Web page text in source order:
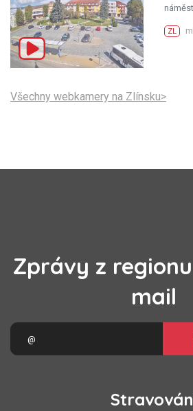
ZL
Všechny webkamery na Zlínsku>
Zprávy z
mail